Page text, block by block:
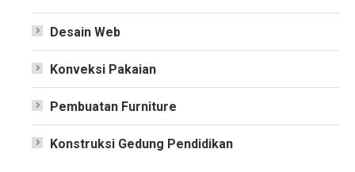
Desain Web
Konveksi Pakaian
Pembuatan Furniture
Konstruksi Gedung Pendidikan